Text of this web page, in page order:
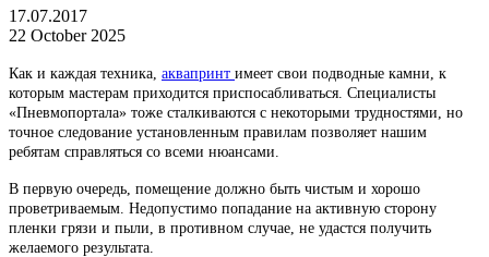
17.07.2017
22 October 2025
Как и каждая техника, аквапринт имеет свои подводные камни, к
которым мастерам приходится приспосабливаться. Специалисты
«Пневмопортала» тоже сталкиваются с некоторыми трудностями, но
точное следование установленным правилам позволяет нашим
ребятам справляться со всеми нюансами.
В первую очередь, помещение должно быть чистым и хорошо
проветриваемым. Недопустимо попадание на активную сторону
пленки грязи и пыли, в противном случае, не удастся получить
желаемого результата.